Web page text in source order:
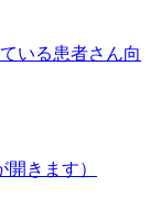
いる患者さん向
開きます）